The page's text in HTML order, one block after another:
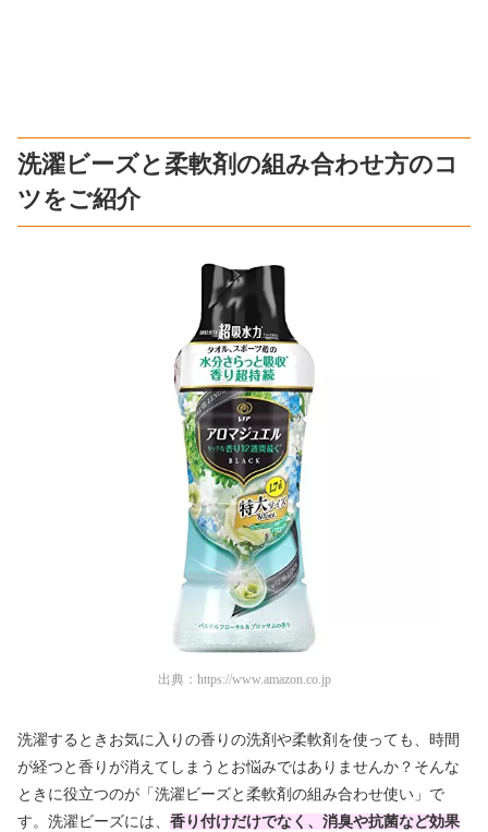
洗濯ビーズと柔軟剤の組み合わせ方のコ
ツをご紹介
出典： https://www.amazon.co.jp
洗濯するときお気に入りの香りの洗剤や柔軟剤を使っても、時間
が経つと香りが消えてしまうとお悩みではありませんか？そんな
ときに役立つのが「洗濯ビーズと柔軟剤の組み合わせ使い」で
す。 洗濯ビーズには、 香り付けだけでなく、消臭や抗菌など効果